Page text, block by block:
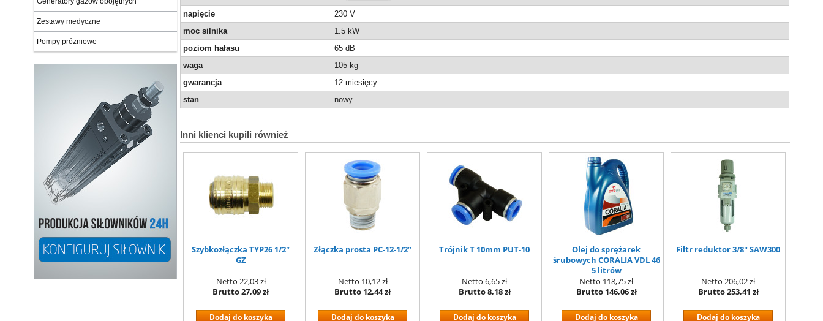
napięcie
230 V
moc silnika
1.5 kW
poziom hałasu
65 dB
waga
105 kg
gwarancja
12 miesięcy
stan
nowy
Inni klienci kupili również
Szybkozłączka TYP26 1/2″
GZ
Netto 22,03 zł
Brutto27,09 zł
Dodaj do koszyka
Złączka prosta PC-12-1/2”
Netto 10,12 zł
Brutto 12,44 zł
Dodaj do koszyka
Trójnik T 10mm PUT-10
Netto 6,65 zł
Brutto8,18 zł
Dodaj do koszyka
Olej do sprężarek
śrubowych CORALIA VDL 46
5 litrów
Netto 118,75 zł
Brutto 146,06 zł
Dodaj do koszyka
Filtr reduktor 3/8" SAW300
Netto 206,02 zł
Brutto253,41 zł
Dodaj do koszyka
Zestawy medyczne
Pompy próżniowe